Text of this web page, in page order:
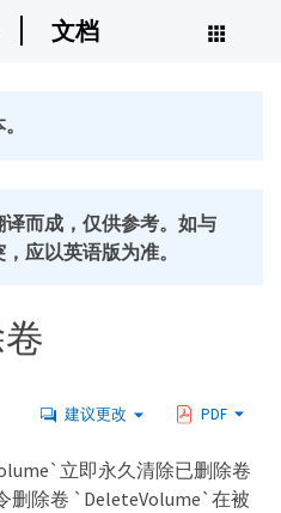
文档
而成，仅供参考。如与
应以英语版为准。
建议更改 PDF
立即永久清除已删除卷
删除卷 `DeleteVolume`在被